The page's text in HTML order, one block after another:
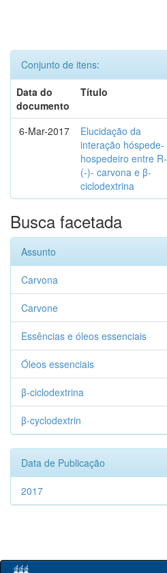
Conjunto de itens:
Data do
documento
Título
6-Mar-2017
Elucidação da
interação hóspede-
hospedeiro entre R-
(-)- carvona e β-
ciclodextrina
Busca facetada
Assunto
Carvona
Carvone
Essências e óleos essenciais
Óleos essenciais
β-ciclodextrina
β-cyclodextrin
Data de Publicação
2017